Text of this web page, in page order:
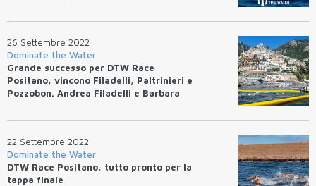
26 Settembre 2022
Dominate the Water
Grande successo per DTW Race
Positano, vincono Filadelli, Paltrinieri e
Pozzobon. Andrea Filadelli e Barbara
22 Settembre 2022
Dominate the Water
DTW Race Positano, tutto pronto per la
tappa finale